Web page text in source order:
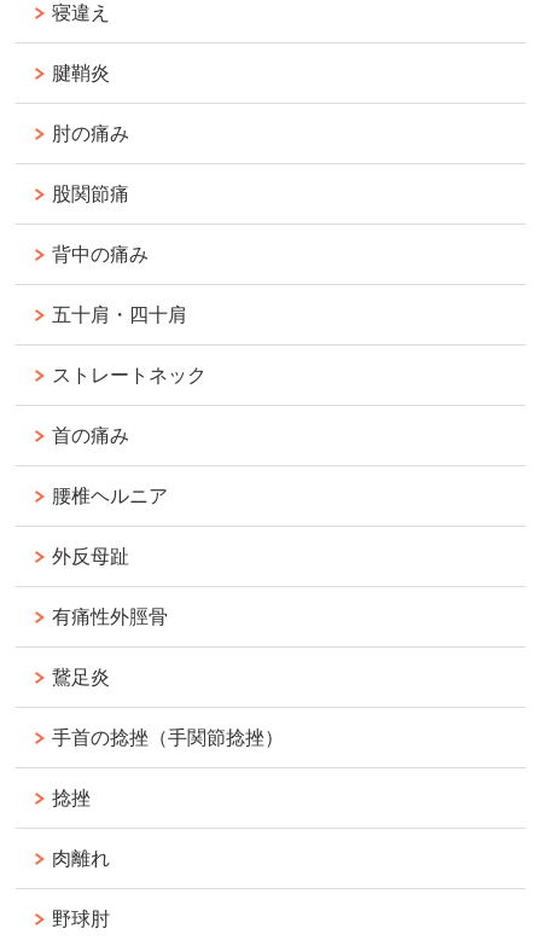
寝違え
腱鞘炎
肘の痛み
股関節痛
背中の痛み
五十肩・四十肩
ストレートネック
首の痛み
腰椎ヘルニア
外反母趾
有痛性外脛骨
鵞足炎
手首の捻挫（手関節捻挫）
捻挫
肉離れ
野球肘